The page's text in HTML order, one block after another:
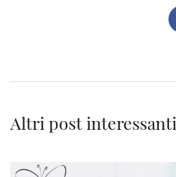
Altri post interessanti